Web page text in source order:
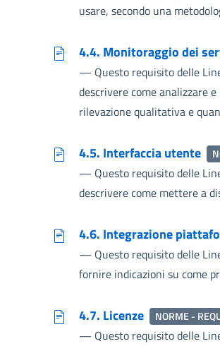
usare, secondo una
4.4. Monitoraggio dei
— Questo requisito delle
descrivere come analizzare
rilevazione qualitativa e
4.5. Interfaccia utente
— Questo requisito delle
descrivere come mettere a
4.6. Integrazione
— Questo requisito delle
fornire indicazioni su come
4.7. Licenze NORME -
— Questo requisito delle